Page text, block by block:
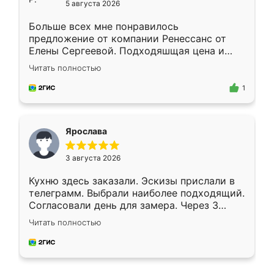
5 августа 2026
Больше всех мне понравилось
предложение от компании Ренессанс от
Елены Сергеевой. Подходяшщая цена и
короткие сроки изготовления. Приехавший
для замера сотрудник Владислав
предложил по моему эскизу самый
Читать полностью
1
Ярослава
3 августа 2026
Кухню здесь заказали. Эскизы прислали в
телеграмм. Выбрали наиболее подходящий.
Согласовали день для замера. Через 3
недели кухня была уже готова. Остались
довольны работой. Спасибо Ренессанс
мебель за качественную работу!
Читать полностью